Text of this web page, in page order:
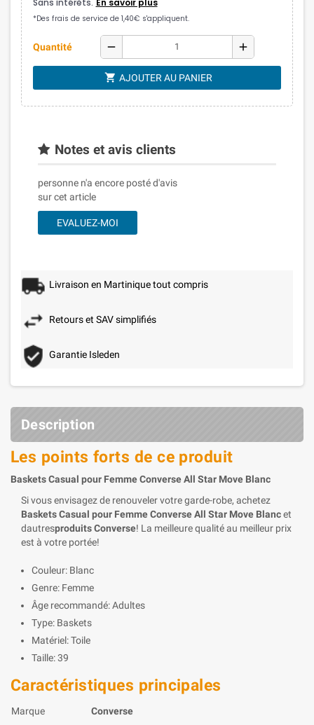
Quantité remove add
shopping_cart AJOUTER AU PANIER
Notes et avis clients
personne n'a encore posté d'avis
sur cet article
EVALUEZ-MOI
Livraison en Martinique tout compris
Retours et SAV simplifiés
Garantie Isleden
Description
Les points forts de ce produit
Baskets Casual pour Femme Converse All Star Move Blanc
Si vous envisagez de renouveler votre garde-robe, achetez
Baskets Casual pour Femme Converse All Star Move Blancet
dautresproduits Converse! La meilleure qualité au meilleur prix
est à votre portée!
Couleur: Blanc
Genre: Femme
Âge recommandé: Adultes
Type: Baskets
Matériel: Toile
Taille: 39
Caractéristiques principales
Marque Converse